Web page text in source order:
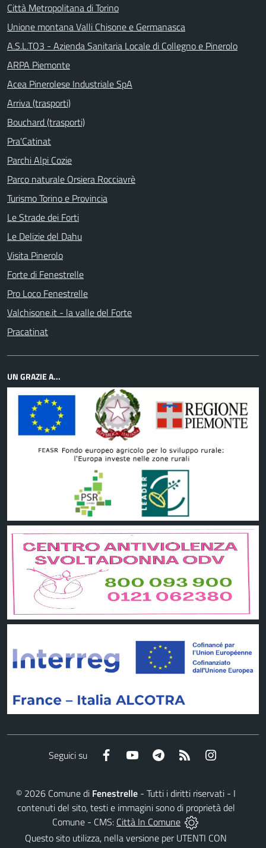
Città Metropolitana di Torino
Unione montana Valli Chisone e Germanasca
A.S.L.TO3 - Azienda Sanitaria Locale di Collegno e Pinerolo
ARPA Piemonte
Acea Pinerolese Industriale SpA
Arriva (trasporti)
Bouchard (trasporti)
Pra'Catinat
Parchi Alpi Cozie
Parco naturale Orsiera Rocciavrè
Turismo Torino e Provincia
Le Strade dei Forti
Le Delizie del Dahu
Visita Pinerolo
Forte di Fenestrelle
Pro Loco Fenestrelle
Valchisone.it - la valle del Forte
Pracatinat
UN GRAZIE A...
Seguici su Facebook YouTube Telegram RSS
© 2026 Comune di Fenestrelle - Tutti i diritti riservati - I
contenuti del sito, testi e immagini sono di proprietà del
Comune - CMS: Città In Comune
Questo sito utilizza, nella versione per UTENTI CON